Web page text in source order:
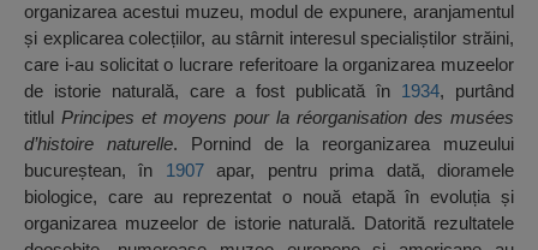
organizarea acestui muzeu, modul de expunere, aranjamentul
și explicarea colecțiilor, au stârnit interesul specialiștilor străini,
care i-au solicitat o lucrare referitoare la organizarea muzeelor
de istorie naturală, care a fost publicată în 1934, purtând
titlul Principes et moyens pour la réorganisation des musées
d’histoire naturelle. Pornind de la reorganizarea muzeului
bucureștean, în 1907apar, pentru prima dată, dioramele
biologice, care au reprezentat o nouă etapă în evoluția și
organizarea muzeelor de istorie naturală. Datorită rezultatele